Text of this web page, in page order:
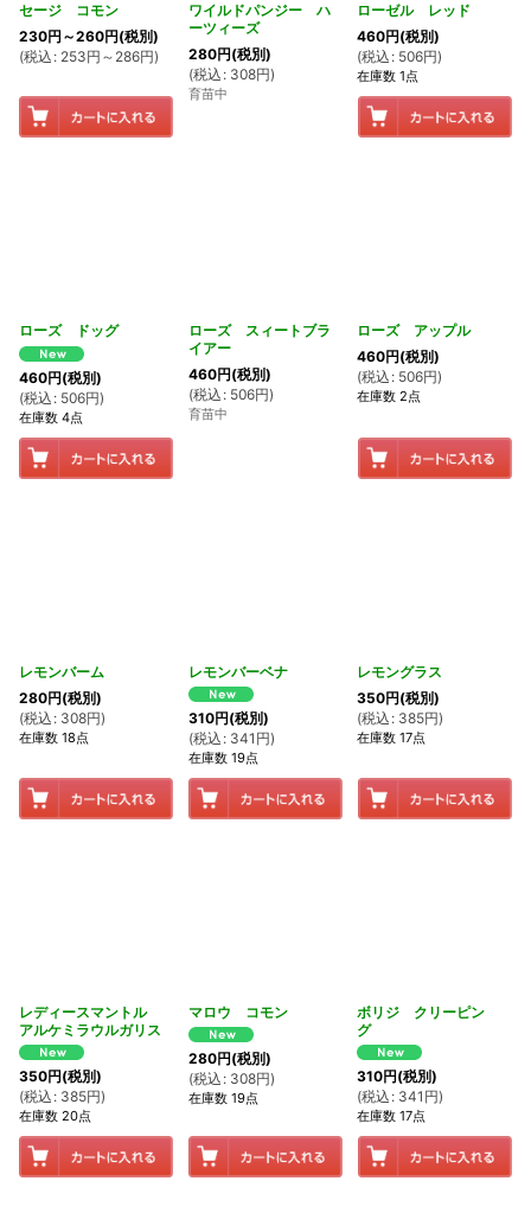
セージ コモン
230円 ～260円(税別)
(税込 : 253円 ～286円)
ワイルドパンジー ハ
ーツィーズ
280円(税別)
(税込 : 308円)
育苗中
ローゼル レッド
460円(税別)
(税込 : 506円)
在庫数 1点
ローズ ドッグ
460円(税別)
(税込 : 506円)
在庫数 4点
ローズ スィートブラ
イアー
460円(税別)
(税込 : 506円)
育苗中
ローズ アップル
460円(税別)
(税込 : 506円)
在庫数 2点
レモンバーム
280円(税別)
(税込 : 308円)
在庫数 18点
レモンバーベナ
310円(税別)
(税込 : 341 円)
在庫数 19点
レモングラス
350円(税別)
(税込 : 385円)
在庫数 17点
レディースマントル
アルケミラウルガリス
350円(税別)
(税込 : 385円)
在庫数 20点
マロウ コモン
280円(税別)
(税込 : 308円)
在庫数 19点
ボリジ クリーピン
グ
310円(税別)
(税込 : 341 円)
在庫数 17点